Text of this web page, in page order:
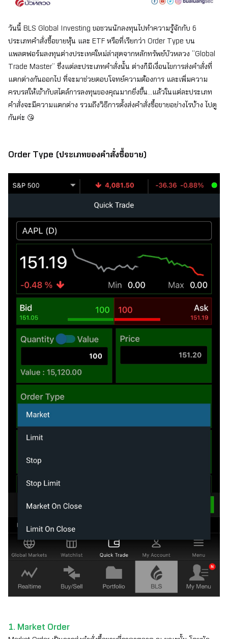
วันนี้ BLS Global Investing ขอชวนนักลงทุนไปทำความรู้จักกับ 6
ประเภทคำสั่งซื้อขายหุ้น และ ETF หรือที่เรียกว่า Order Type บน
แพลตฟอร์มลงทุนต่างประเทศใหม่ล่าสุดจากหลักทรัพย์บัวหลวง “Global
Trade Master” ซึ่งแต่ละประเภทคำสั่งนั้น ต่างก็มีเงื่อนไขการส่งคำสั่งที่
แตกต่างกันออกไป ที่จะมาช่วยตอบโจทย์ความต้องการ และเพิ่มความ
ครบรสให้เข้ากับสไตล์การลงทุนของคุณมากยิ่งขึ้น...แล้วในแต่ละประเภท
คำสั่งจะมีความแตกต่าง รวมถึงวิธีการตั้งส่งคำสั่งซื้อขายอย่างไรบ้าง ไปดู
กันค่ะ 😘
Order Type (ประเภทของคำสั่งซื้อขาย)
1. Market Order